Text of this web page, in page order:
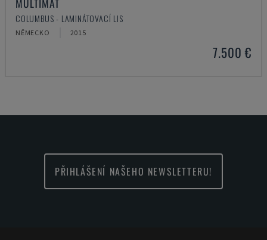
COLUMBUS - LAMINÁTOVACÍ LIS
NĚMECKO 2015
7.500 €
PŘIHLÁŠENÍ NAŠEHO NEWSLETTERU!